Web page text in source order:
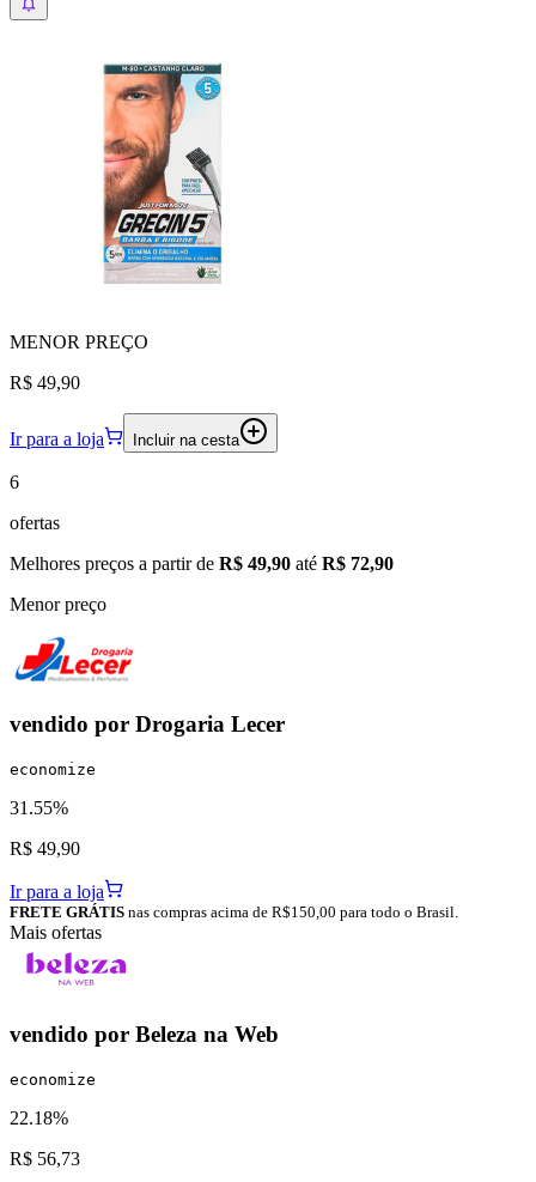
MENOR PREÇO
R$ 49,90
Ir para a loja Incluir na cesta
6
ofertas
Melhores preços a partir de R$ 49,90 até R$ 72,90
Menor preço
vendido por Drogaria Lecer
economize
31.55%
R$ 49,90
Ir para a loja
FRETE GRÁTIS nas compras acima de R$150,00 para todo o Brasil.
Mais ofertas
vendido por Beleza na Web
economize
22.18%
R$ 56,73